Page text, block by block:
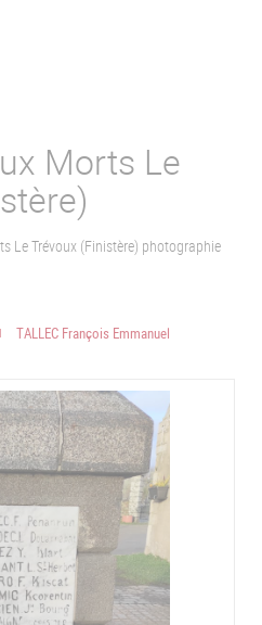
Morts Le
Le Trévoux (Finistère) photographie
TALLEC François Emmanuel